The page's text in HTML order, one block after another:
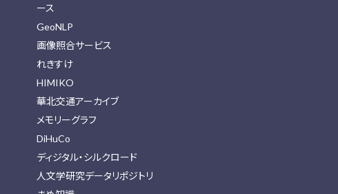
ース
GeoNLP
画像照合サービス
れきすけ
HIMIKO
華北交通アーカイブ
メモリーグラフ
DiHuCo
ディジタル・シルクロード
人文学研究データリポジトリ